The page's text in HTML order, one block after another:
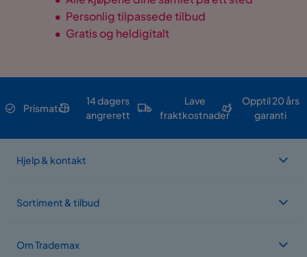
• Personlig tilpassede tilbud
• Gratis og heldigitalt
Prismatch
14 dagers
angrerett
Lave
fraktkostnader
Opptil 20 års
garanti
Hjelp & kontakt
Sortiment & tilbud
Om Trademax